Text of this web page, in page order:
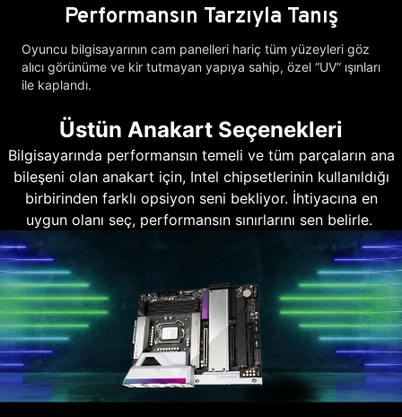
Performansın Tarzıyla Tanış
Oyuncu bilgisayarının cam panelleri hariç tüm yüzeyleri göz
alıcı görünüme ve kir tutmayan yapıya sahip, özel “UV” ışınları
ile kaplandı.
Üstün Anakart Seçenekleri
Bilgisayarında performansın temeli ve tüm parçaların ana
bileşeni olan anakart için, Intel chipsetlerinin kullanıldığı
birbirinden farklı opsiyon seni bekliyor. İhtiyacına en
uygun olanı seç, performansın sınırlarını sen belirle.